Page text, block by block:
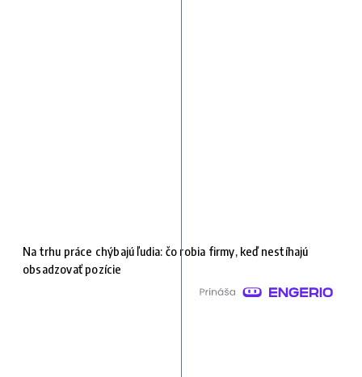
Na trhu práce chýbajú ľudia: čo robia firmy, keď nestíhajú
obsadzovať pozície